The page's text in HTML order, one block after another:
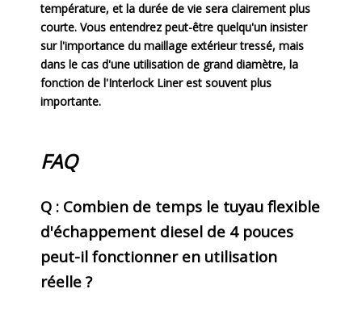
température, et la durée de vie sera clairement plus
courte. Vous entendrez peut-être quelqu'un insister
sur l'importance du maillage extérieur tressé, mais
dans le cas d'une utilisation de grand diamètre, la
fonction de l'Interlock Liner est souvent plus
importante.
FAQ
Q : Combien de temps le tuyau flexible
d'échappement diesel de 4 pouces
peut-il fonctionner en utilisation
réelle ?